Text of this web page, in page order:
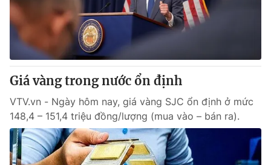
Sản phẩm
Thị trường
Tư vấn
Lịch phát sóng
Chuyên mục khác
Emagazine Podcast
Photo Infographic
Giá vàng trong nước ổn định
VTV.vn - Ngày hôm nay, giá vàng SJC ổn định ở mức
148,4 – 151,4 triệu đồng/lượng (mua vào – bán ra).